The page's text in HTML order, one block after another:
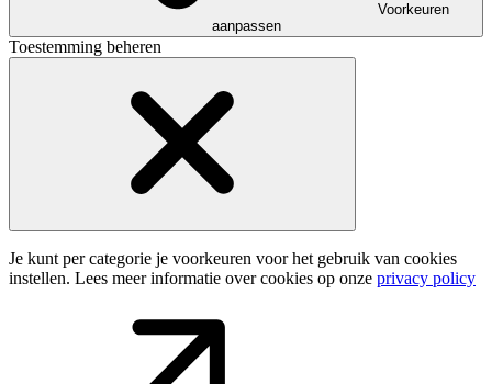
Voorkeuren
aanpassen
Toestemming beheren
Je kunt per categorie je voorkeuren voor het gebruik van cookies
instellen. Lees meer informatie over cookies op onze privacy policy